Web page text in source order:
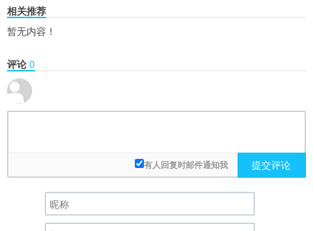
相关推荐
暂无内容！
评论 0
有人回复时邮件通知我 提交评论